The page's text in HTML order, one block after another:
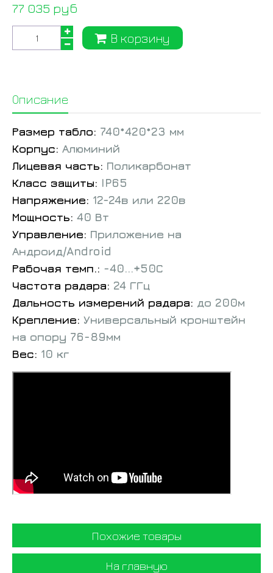
77 035 руб
В корзину
Описание
Размер табло: 740*420*23 мм
Корпус: Алюминий
Лицевая часть: Поликарбонат
Класс защиты: IP65
Напряжение: 12-24в или 220в
Мощность: 40 Вт
Управление: Приложение на
Андроид/Android
Рабочая темп.: -40...+50С
Частота радара: 24 ГГц
Дальность измерений радара: до 200м
Крепление: Универсальный кронштейн
на опору 76-89мм
Вес: 10 кг
Похожие товары
На главную